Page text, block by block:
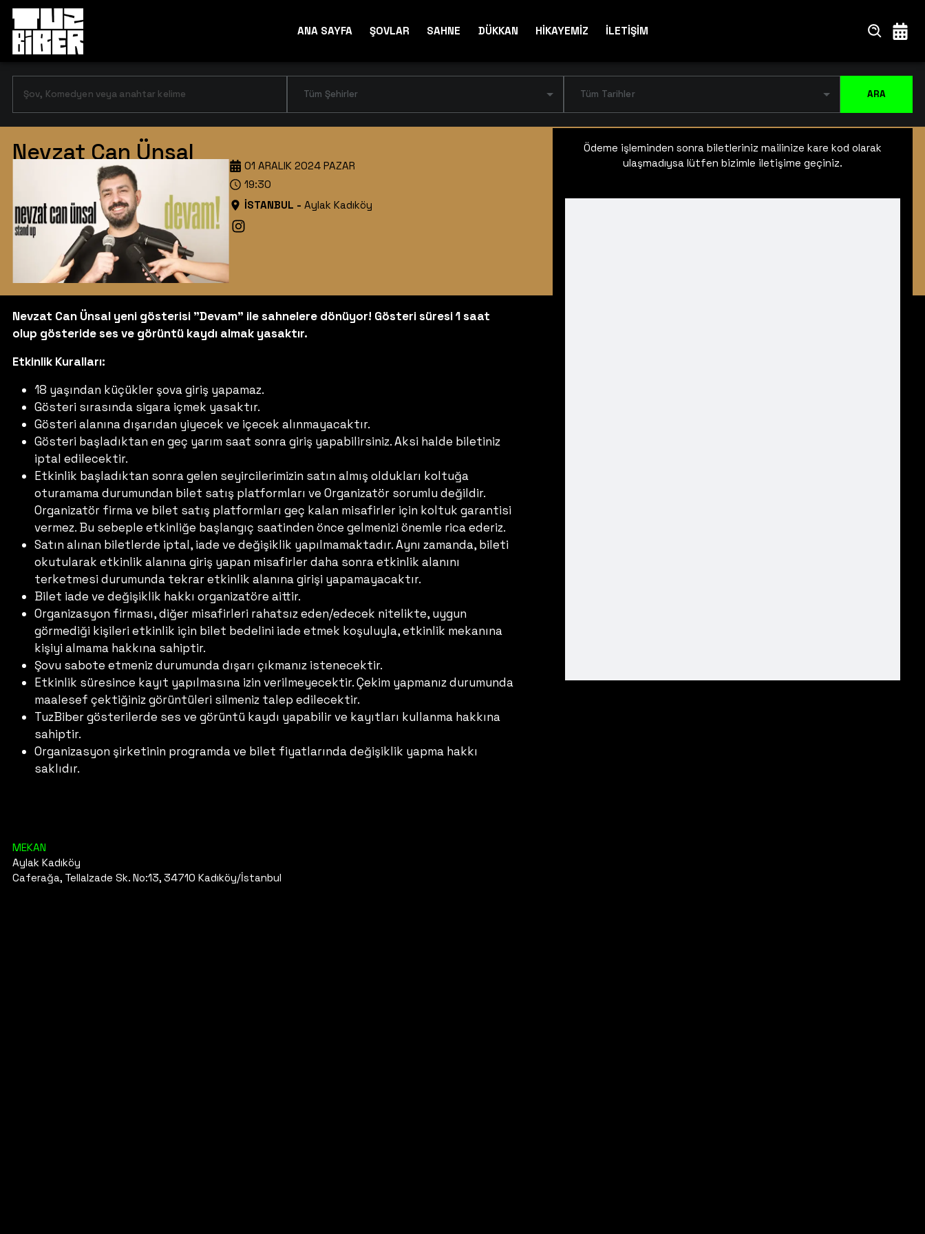
ANA SAYFA ŞOVLAR SAHNE DÜKKAN HİKAYEMİZ İLETİŞİM
Tüm Şehirler Tüm Tarihler ARA
Nevzat Can Ünsal
İSTANBUL - Aylak Kadıköy
01 ARALIK 2024 PAZAR
19:30
Nevzat Can Ünsal yeni gösterisi "Devam" ile sahnelere dönüyor! Gösteri süresi 1 saat
olup gösteride ses ve görüntü kaydı almak yasaktır.
Etkinlik Kuralları:
18 yaşından küçükler şova giriş yapamaz.
Gösteri sırasında sigara içmek yasaktır.
Gösteri alanına dışarıdan yiyecek ve içecek alınmayacaktır.
Gösteri başladıktan en geç yarım saat sonra giriş yapabilirsiniz. Aksi halde biletiniz
iptal edilecektir.
Etkinlik başladıktan sonra gelen seyircilerimizin satın almış oldukları koltuğa
oturamama durumundan bilet satış platformları ve Organizatör sorumlu değildir.
Organizatör firma ve bilet satış platformları geç kalan misafirler için koltuk garantisi
vermez. Bu sebeple etkinliğe başlangıç saatinden önce gelmenizi önemle rica ederiz.
Satın alınan biletlerde iptal, iade ve değişiklik yapılmamaktadır. Aynı zamanda, bileti
okutularak etkinlik alanına giriş yapan misafirler daha sonra etkinlik alanını
terketmesi durumunda tekrar etkinlik alanına girişi yapamayacaktır.
Bilet iade ve değişiklik hakkı organizatöre aittir.
Organizasyon firması, diğer misafirleri rahatsız eden/edecek nitelikte, uygun
görmediği kişileri etkinlik için bilet bedelini iade etmek koşuluyla, etkinlik mekanına
kişiyi almama hakkına sahiptir.
Şovu sabote etmeniz durumunda dışarı çıkmanız istenecektir.
Etkinlik süresince kayıt yapılmasına izin verilmeyecektir. Çekim yapmanız durumunda
maalesef çektiğiniz görüntüleri silmeniz talep edilecektir.
TuzBiber gösterilerde ses ve görüntü kaydı yapabilir ve kayıtları kullanma hakkına
sahiptir.
Organizasyon şirketinin programda ve bilet fiyatlarında değişiklik yapma hakkı
saklıdır.
MEKAN
Aylak Kadıköy
Caferağa, Tellalzade Sk. No:13, 34710 Kadıköy/İstanbul
Ödeme işleminden sonra biletleriniz mailinize kare kod olarak
ulaşmadıysa lütfen bizimle iletişime geçiniz.